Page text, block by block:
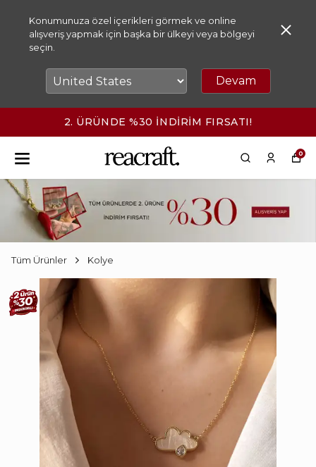
Konumunuza özel içerikleri görmek ve online
alışveriş yapmak için başka bir ülkeyi veya bölgeyi
seçin.
Devam
2. ÜRÜNDE %30 İNDİRİM FIRSATI!
0
Tüm Ürünler Kolye